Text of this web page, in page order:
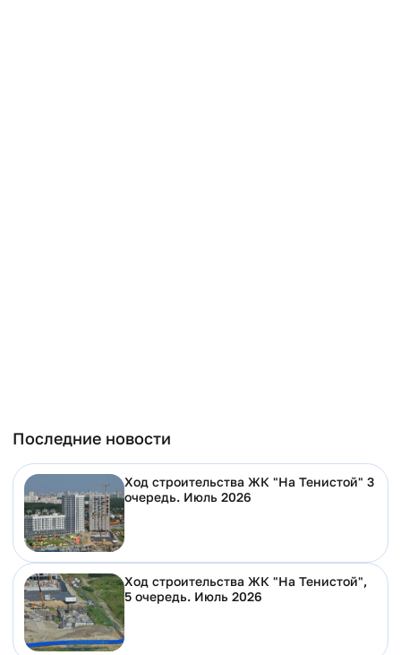
Последние новости
Ход строительства ЖК "На Тенистой" 3
очередь. Июль 2026
Ход строительства ЖК "На Тенистой",
5 очередь. Июль 2026